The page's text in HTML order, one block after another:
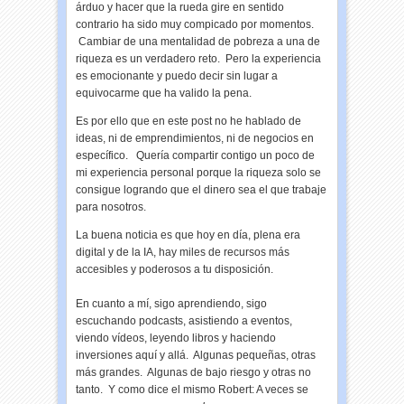
árduo y hacer que la rueda gire en sentido
contrario ha sido muy compicado por momentos.
Cambiar de una mentalidad de pobreza a una de
riqueza es un verdadero reto. Pero la experiencia
es emocionante y puedo decir sin lugar a
equivocarme que ha valido la pena.
Es por ello que en este post no he hablado de
ideas, ni de emprendimientos, ni de negocios en
específico. Quería compartir contigo un poco de
mi experiencia personal porque la riqueza solo se
consigue logrando que el dinero sea el que trabaje
para nosotros.
La buena noticia es que hoy en día, plena era
digital y de la IA, hay miles de recursos más
accesibles y poderosos a tu disposición.
En cuanto a mí, sigo aprendiendo, sigo
escuchando podcasts, asistiendo a eventos,
viendo vídeos, leyendo libros y haciendo
inversiones aquí y allá. Algunas pequeñas, otras
más grandes. Algunas de bajo riesgo y otras no
tanto. Y como dice el mismo Robert: A veces se